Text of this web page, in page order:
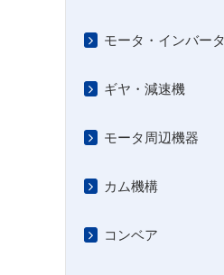
モータ・インバータ
ギヤ・減速機
モータ周辺機器
カム機構
コンベア